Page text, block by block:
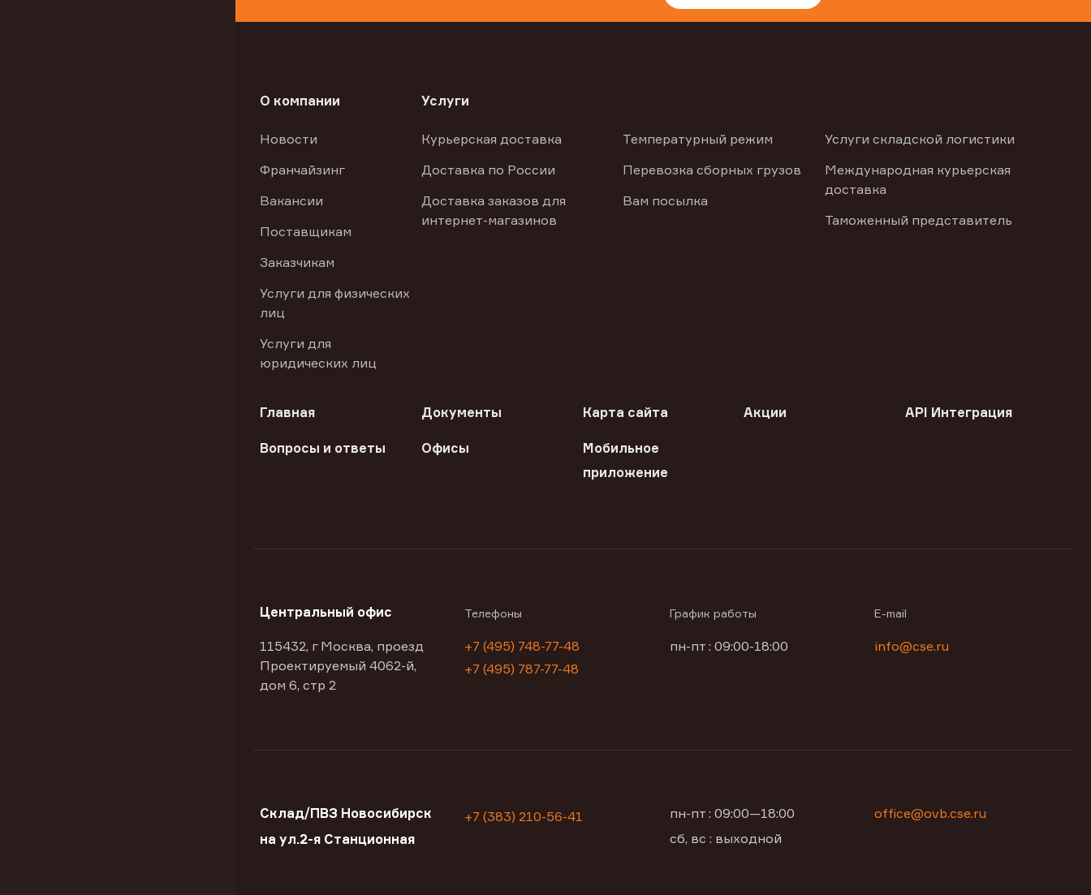
О компании
Новости
Франчайзинг
Вакансии
Поставщикам
Заказчикам
Услуги для физических
лиц
Услуги для
юридических лиц
Услуги
Курьерская доставка
Доставка по России
Доставка заказов для
интернет-магазинов
Температурный режим
Перевозка сборных грузов
Вам посылка
Услуги складской логистики
Международная курьерская
доставка
Таможенный представитель
Главная Документы Карта сайта Акции API Интеграция
Вопросы и ответы Офисы
Мобильное
приложение
Центральный офис
115432, г Москва, проезд
Проектируемый 4062-й,
дом 6, стр 2
Телефоны
+7 (495) 748-77-48
+7 (495) 787-77-48
График работы
пн-пт : 09:00-18:00
E-mail
info@cse.ru
Склад/ПВЗ Новосибирск
на ул.2-я Станционная
+7 (383) 210-56-41
пн-пт : 09:00—18:00
сб, вс : выходной
office@ovb.cse.ru